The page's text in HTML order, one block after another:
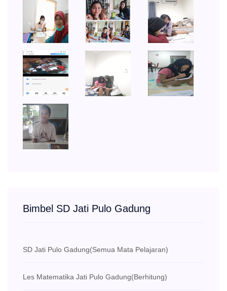
Bimbel SD Jati Pulo Gadung
SD Jati Pulo Gadung(Semua Mata Pelajaran)
Les Matematika Jati Pulo Gadung(Berhitung)